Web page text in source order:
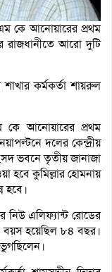
এম কে আনোয়ারের প্রথম
রাজধানীতে আরো দুটি
শাখার কর্মকর্তা শায়রুল
কে আনোয়ারের প্রথম
দলের কেন্দ্রীয়
ভবনে তৃতীয় জানাজা
হবে কুমিল্লার হোমনায়
হবে।
নিউ এলিফ্যান্ট রোডের
বয়স হয়েছিল ৮৪ বছর।